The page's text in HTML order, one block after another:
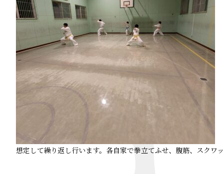
想定して繰り返し行います。各自家で拳立てふせ、腹筋、スク